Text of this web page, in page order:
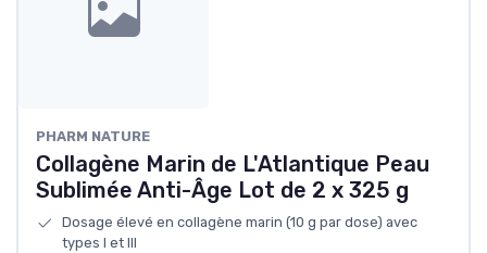
PHARM NATURE
Collagène Marin de L'Atlantique Peau
Sublimée Anti-Âge Lot de 2 x 325 g
Dosage élevé en collagène marin (10 g par dose) avec
types I et III